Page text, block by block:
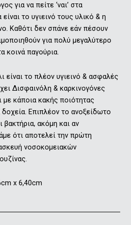
για να πείτε ‘ναι’ στα
το υγιεινό τους υλικό & η
Καθότι δεν σπάνε εάν πέσουν
για πολύ μεγαλύτερο
κοινά παγούρια.
είναι το πλέον υγιεινό & ασφαλές
Δισφαινόλη & καρκινογόνες
με κάποια κακής ποιότητας
δοχεία. Επιπλέον το ανοξείδωτο
βακτήρια, ακόμη και αν
ότι αποτελεί την πρώτη
νοσοκομειακών
x 6,40cm